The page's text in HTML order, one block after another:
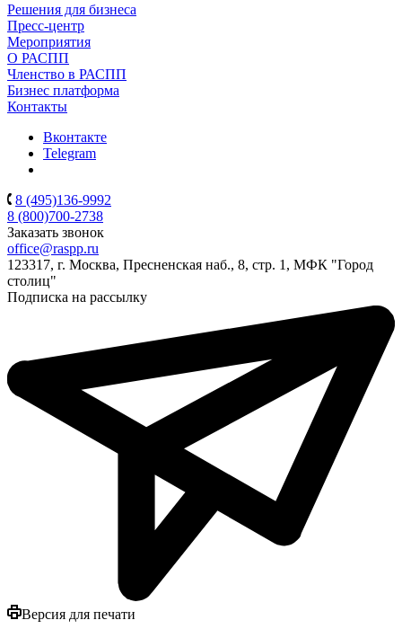
Решения для бизнеса
Пресс-центр
Мероприятия
О РАСПП
Членство в РАСПП
Бизнес платформа
Контакты
Вконтакте
Telegram
8 (495)136-9992
8 (800)700-2738
Заказать звонок
office@raspp.ru
123317, г. Москва, Пресненская наб., 8, стр. 1, МФК "Город
столиц"
Подписка на рассылку
Версия для печати